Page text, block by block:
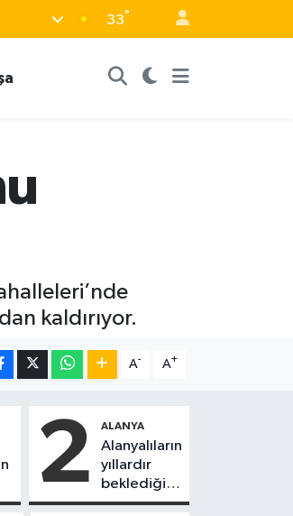
33°
kaldırıyor.
A- A+
2 ALANYA
Alanyalıların
yıllardır
beklediği
yol askıdan